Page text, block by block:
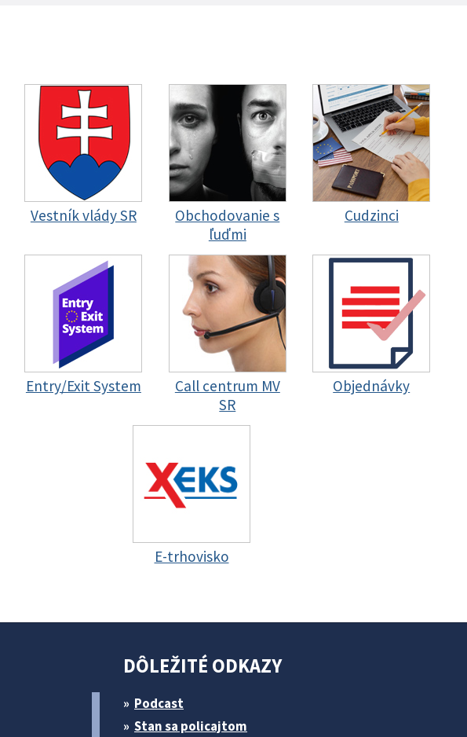
Vestník vlády SR
Obchodovanie s
ľuďmi
Cudzinci
Entry/Exit System
Call centrum MV
SR
Objednávky
E-trhovisko
DÔLEŽITÉ ODKAZY
Podcast
Stan sa policajtom